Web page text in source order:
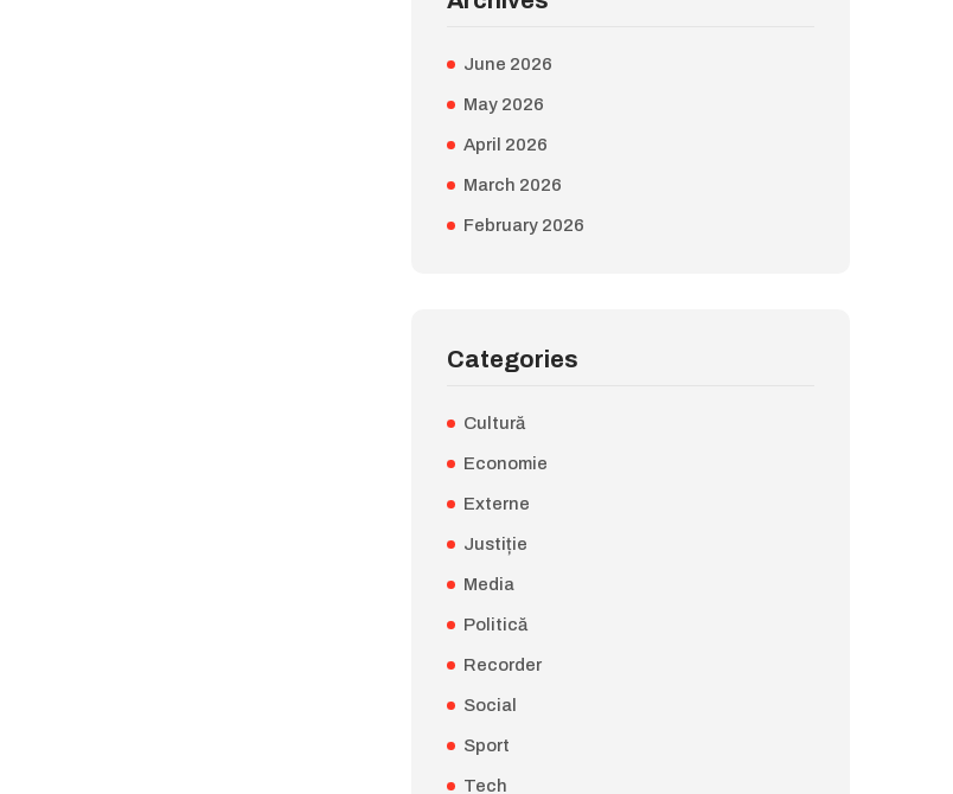
June 2026
May 2026
April 2026
March 2026
February 2026
Categories
Cultură
Economie
Externe
Justiție
Media
Politică
Recorder
Social
Sport
Tech